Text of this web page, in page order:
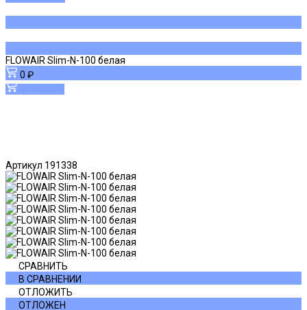
FLOWAIR Slim-N-100 белая
0 ₽
Артикул 191338
СРАВНИТЬ
В СРАВНЕНИИ
ОТЛОЖИТЬ
ОТЛОЖЕН